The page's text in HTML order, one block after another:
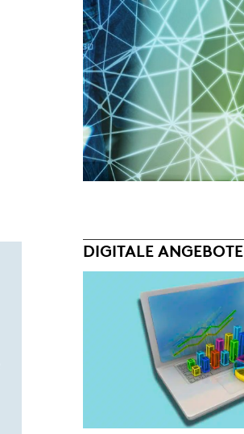
DIGITALE ANGEBOTE